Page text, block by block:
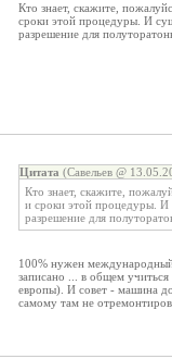
Кто знает, скажите,
сроки этой процедуры. И
разрешение для
Цитата (Савельев @
Кто знает, скажите,
и сроки этой процедуры. И
разрешение для
100% нужен
записано ... в общем
европы). И совет - машина
самому там не